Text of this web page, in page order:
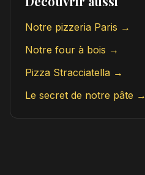
Notre pizzeria Paris →
Notre four à bois →
Pizza Stracciatella →
Le secret de notre pâte →